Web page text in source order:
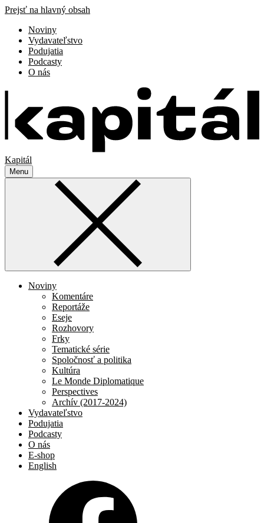
Prejsť na hlavný obsah
Noviny
Vydavateľstvo
Podujatia
Podcasty
O nás
Kapitál
Menu
Noviny
Komentáre
Reportáže
Eseje
Rozhovory
Frky
Tematické série
Spoločnosť a politika
Kultúra
Le Monde Diplomatique
Perspectives
Archív (2017-2024)
Vydavateľstvo
Podujatia
Podcasty
O nás
E-shop
English